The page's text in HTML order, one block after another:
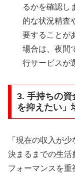
るかを確認し
的な状況精査
要することが
場合は、夜間
行サービスが
3. 手持ちの資
を抑えたい」
「現在の収入が
決まるまでの生活
フォーマンスを重